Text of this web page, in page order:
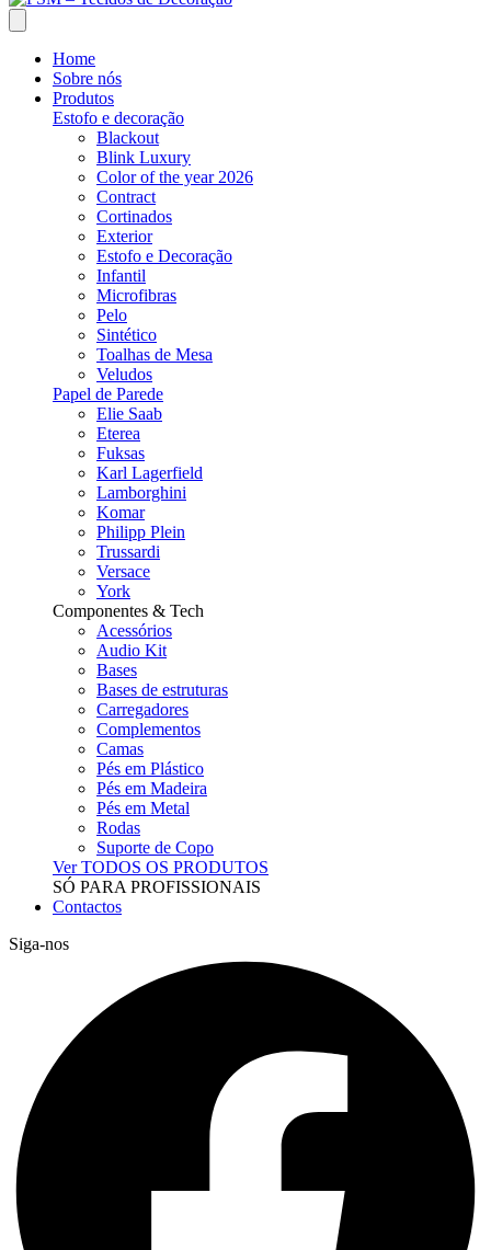
Home
Sobre nós
Produtos
Estofo e decoração
Blackout
Blink Luxury
Color of the year 2026
Contract
Cortinados
Exterior
Estofo e Decoração
Infantil
Microfibras
Pelo
Sintético
Toalhas de Mesa
Veludos
Papel de Parede
Elie Saab
Eterea
Fuksas
Karl Lagerfield
Lamborghini
Komar
Philipp Plein
Trussardi
Versace
York
Componentes & Tech
Acessórios
Audio Kit
Bases
Bases de estruturas
Carregadores
Complementos
Camas
Pés em Plástico
Pés em Madeira
Pés em Metal
Rodas
Suporte de Copo
Ver TODOS OS PRODUTOS
SÓ PARA PROFISSIONAIS
Contactos
Siga-nos